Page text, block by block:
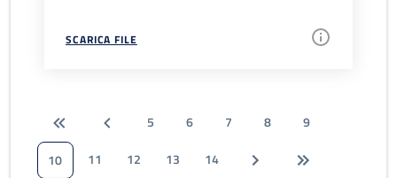
SCARICA FILE
5 6 7 8
9
10
11 12 13 14